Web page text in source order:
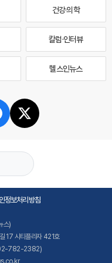
건강·의학
칼럼·인터뷰
헬스인뉴스
정보처리방침
스)
17 시티플라자 421호
782-2382)